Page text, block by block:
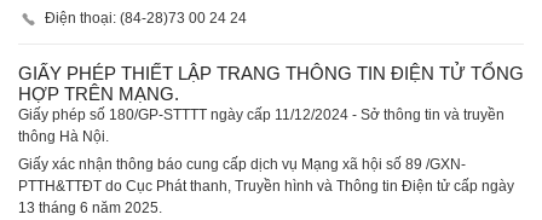
Điện thoại: (84-28)73 00 24 24
GIẤY PHÉP THIẾT LẬP TRANG THÔNG TIN ĐIỆN TỬ TỔNG
HỢP TRÊN MẠNG.
Giấy phép số 180/GP-STTTT ngày cấp 11/12/2024 - Sở thông tin và truyền
thông Hà Nội.
Giấy xác nhận thông báo cung cấp dịch vụ Mạng xã hội số 89 /GXN-
PTTH&TTĐT do Cục Phát thanh, Truyền hình và Thông tin Điện tử cấp ngày
13 tháng 6 năm 2025.